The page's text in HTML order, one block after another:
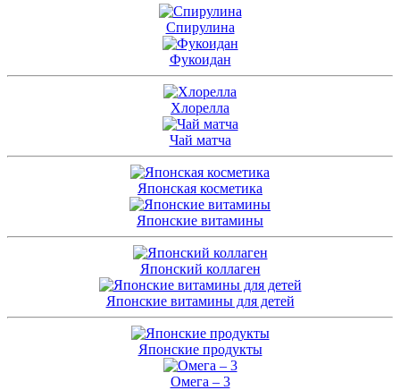
Спирулина
Фукоидан
Хлорелла
Чай матча
Японская косметика
Японские витамины
Японский коллаген
Японские витамины для детей
Японские продукты
Омега – 3